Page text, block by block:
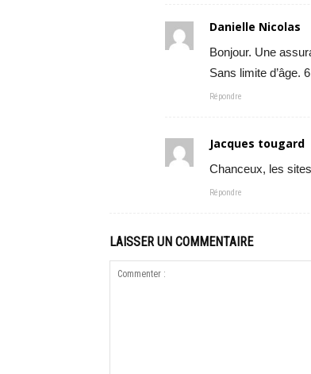
Danielle Nicolas
Bonjour. Une
Sans limite d’âge.
Répondre
Jacques tougard
Chanceux, les
Répondre
LAISSER UN COMMENTAIRE